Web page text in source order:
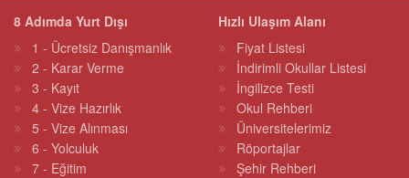
8 Adımda Yurt Dışı
1 - Ücretsiz Danışmanlık
2 - Karar Verme
3 - Kayıt
4 - Vize Hazırlık
5 - Vize Alınması
6 - Yolculuk
7 - Eğitim
Hızlı Ulaşım Alanı
Fiyat Listesi
İndirimli Okullar Listesi
İngilizce Testi
Okul Rehberi
Üniversitelerimiz
Röportajlar
Şehir Rehberi